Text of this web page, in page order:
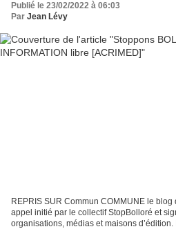
Publié le 23/02/2022 à 06:03
Par Jean Lévy
REPRIS SUR Commun COMMUNE le
appel initié par le collectif StopBolloré et
organisations, médias et maisons d’édition.